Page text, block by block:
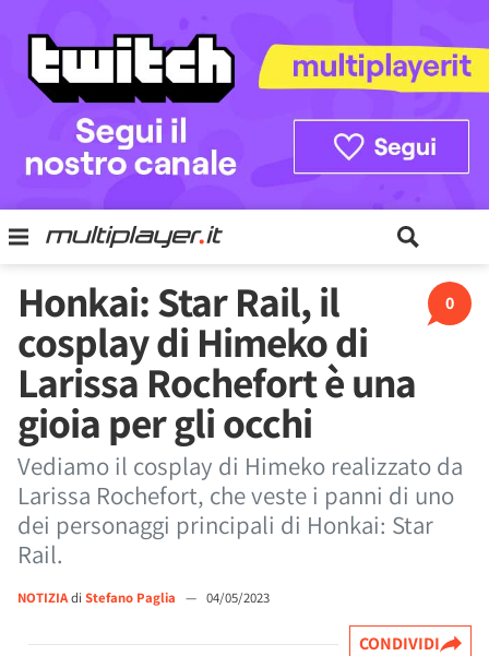
0
Honkai: Star Rail, il
cosplay di Himeko di
Larissa Rochefort è una
gioia per gli occhi
Vediamo il cosplay di Himeko realizzato da
Larissa Rochefort, che veste i panni di uno
dei personaggi principali di Honkai: Star
Rail.
NOTIZIAdi Stefano Paglia — 04/05/2023
CONDIVIDI